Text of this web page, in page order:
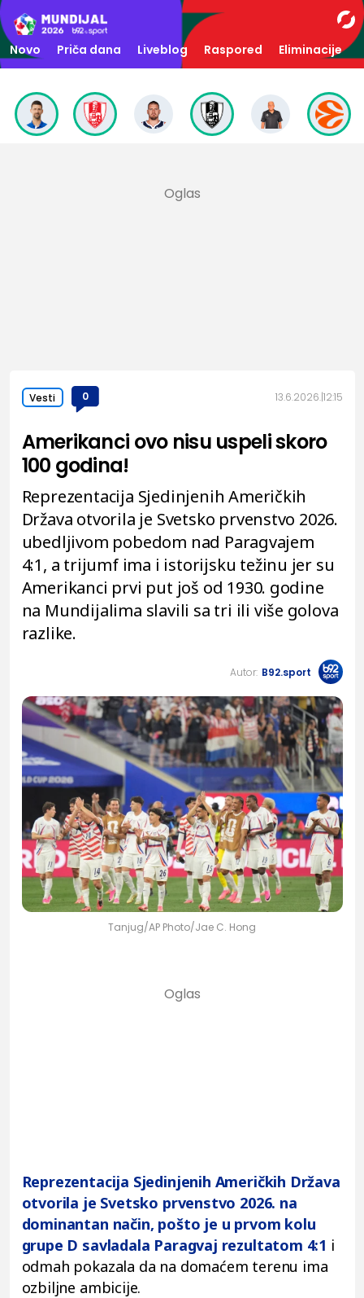
Novo Priča dana Liveblog Raspored Eliminacije
Vesti 0 13.6.2026. 12:15
Amerikanci ovo nisu uspeli skoro
100 godina!
Reprezentacija Sjedinjenih Američkih
Država otvorila je Svetsko prvenstvo 2026.
ubedljivom pobedom nad Paragvajem
4:1, a trijumf ima i istorijsku težinu jer su
Amerikanci prvi put još od 1930. godine
na Mundijalima slavili sa tri ili više golova
razlike.
Autor: B92.sport
Tanjug/AP Photo/Jae C. Hong
Reprezentacija Sjedinjenih Američkih Država
otvorila je Svetsko prvenstvo 2026. na
dominantan način, pošto je u prvom kolu
grupe D savladala Paragvaj rezultatom 4:1 i
odmah pokazala da na domaćem terenu ima
ozbiljne ambicije.